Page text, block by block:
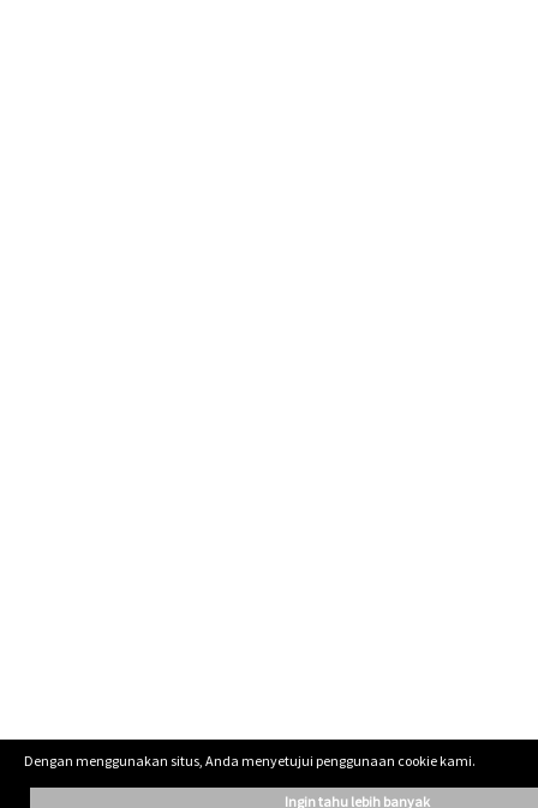
Dengan menggunakan situs, Anda menyetujui penggunaan cookie kami.
ingin tahu lebih banyak